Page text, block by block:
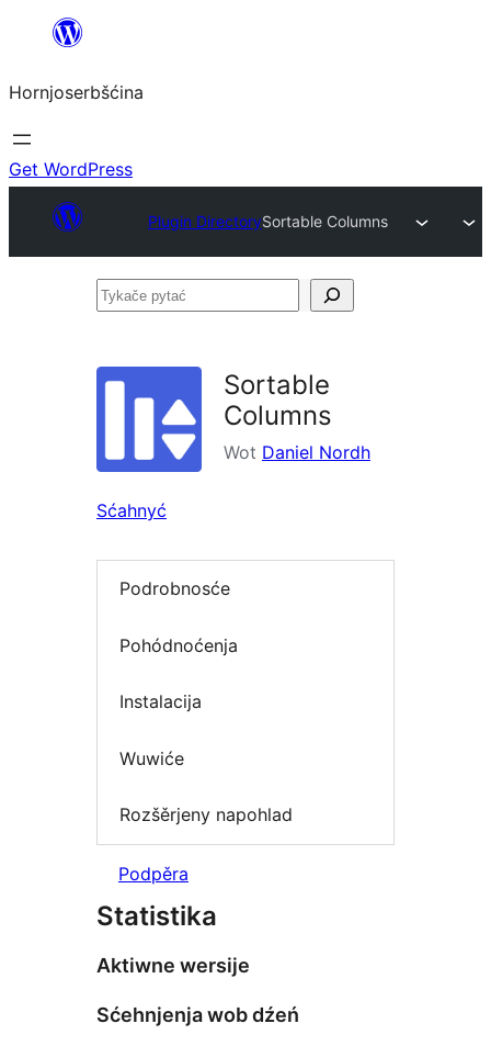
wobsahej
Hornjoserbšćina
Get WordPress
Plugin DirectorySortable Columns
Tykače
Sortable
Columns
Wot Daniel Nordh
Sćahnyć
Podrobnosće
Pohódnoćenja
Instalacija
Wuwiće
Rozšěrjeny napohlad
Podpěra
Statistika
Aktiwne wersije
Sćehnjenja wob dźeń